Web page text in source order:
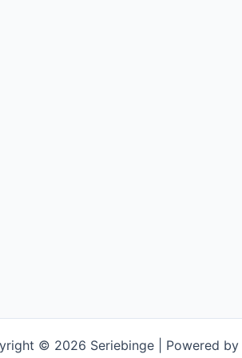
© 2026 Seriebinge | Powered by